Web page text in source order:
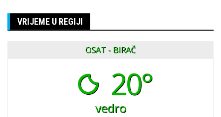
VRIJEME U REGIJI
OSAT - BIRAČ
20°
vedro